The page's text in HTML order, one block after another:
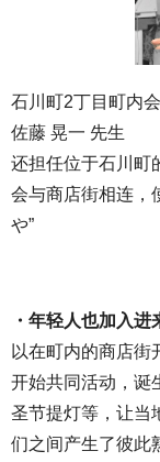
石川町2丁目町内
佐藤 晃一 先生
还担任位于石川町
会与商店街相连，
や”
・年轻人也加入
以在町内的商店街
开始共同活动，诞
圣节提灯等，让当
们之间产生了彼此